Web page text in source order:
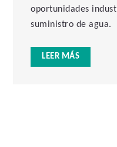
incorporar un rajo
minero existente. La
anuales de CuEq, e
oportunidades
suministro de agua.
LEER MÁS